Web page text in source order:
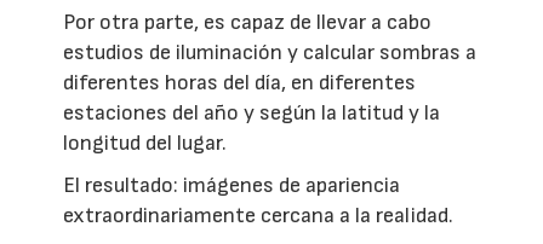
Por otra parte, es capaz de llevar a cabo
estudios de iluminación y calcular sombras a
diferentes horas del día, en diferentes
estaciones del año y según la latitud y la
longitud del lugar.
El resultado: imágenes de apariencia
extraordinariamente cercana a la realidad.